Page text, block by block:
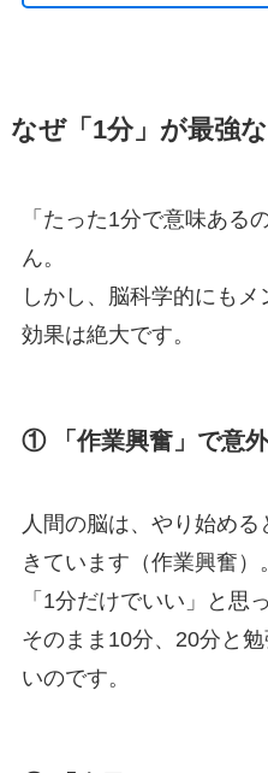
なぜ「1分」が最強
「たった1分で意味ある
ん。
しかし、脳科学的にも
効果は絶大です。
① 「作業興奮」で意
人間の脳は、やり始め
きています（作業興奮）。
「1分だけでいい」と思
そのまま10分、20分と
いのです。